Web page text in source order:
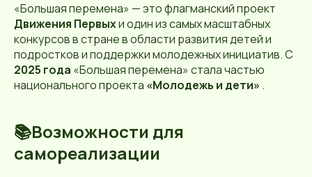
«Большая перемена» — это флагманский проект
Движения Первыхи один из самых масштабных
конкурсов в стране в области развития детей и
подростков и поддержки молодежных инициатив. С
2025 года «Большая перемена» стала частью
национального проекта «Молодежь и дети» .
📚Возможности для
самореализации